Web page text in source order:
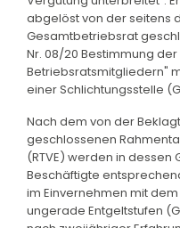
abgelöst von der seitens
Gesamtbetriebsrat
Nr. 08/20 Bestimmung
Betriebsratsmitgliedern"
einer Schlichtungsstelle
Nach dem von der
geschlossenen
(RTVE) werden in
Beschäftigte
im Einvernehmen mit
ungerade Entgeltstufen